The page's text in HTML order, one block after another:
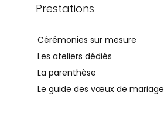
Prestations
Cérémonies sur mesure
Les ateliers dédiés
La parenthèse
Le guide des vœux de mariage